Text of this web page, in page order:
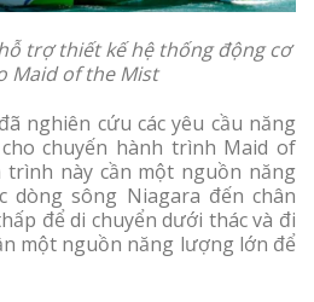
trợ thiết kế hệ thống động cơ
Maid of the Mist
nghiên cứu các yêu cầu năng
chuyến hành trình Maid of
trình này cần một nguồn năng
sông Niagara đến chân
để di chuyển dưới thác và đi
một nguồn năng lượng lớn để